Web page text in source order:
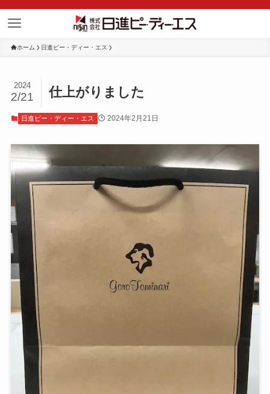
ホーム 日進ピー・ディー・エス
仕上がりました
2024
2/21
日進ピー・ディー・エス 2024年2月21日